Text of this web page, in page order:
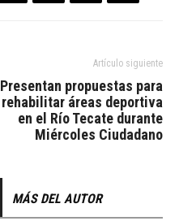
Artículo siguiente
Presentan propuestas para
rehabilitar áreas deportiva
en el Río Tecate durante
Miércoles Ciudadano
MÁS DEL AUTOR